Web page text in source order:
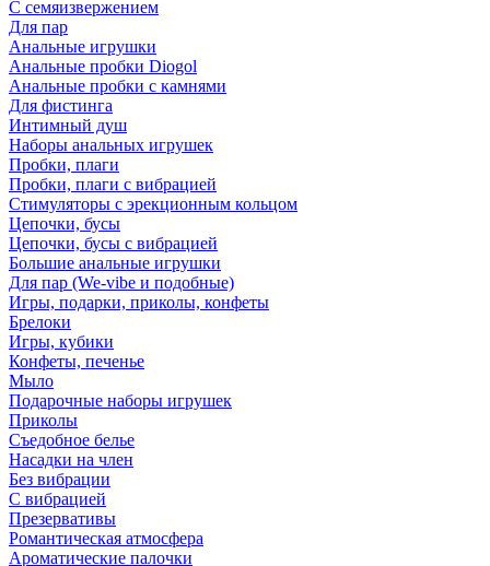
С семяизвержением
Для пар
Анальные игрушки
Анальные пробки Diogol
Анальные пробки с камнями
Для фистинга
Интимный душ
Наборы анальных игрушек
Пробки, плаги
Пробки, плаги с вибрацией
Стимуляторы с эрекционным кольцом
Цепочки, бусы
Цепочки, бусы с вибрацией
Большие анальные игрушки
Для пар (We-vibe и подобные)
Игры, подарки, приколы, конфеты
Брелоки
Игры, кубики
Конфеты, печенье
Мыло
Подарочные наборы игрушек
Приколы
Съедобное белье
Насадки на член
Без вибрации
С вибрацией
Презервативы
Романтическая атмосфера
Ароматические палочки